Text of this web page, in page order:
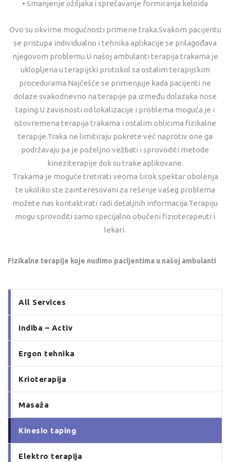
• Smanjenje ožiljaka i sprečavanje formiranja keloida
Ovo su okvirne mogućnosti primene traka.Svakom pacijentu
se pristupa individualno i tehnika aplikacije se prilagođava
njegovom problemu.U našoj ambulanti terapija trakama je
uklopljena u terapijski protokol sa ostalim terapijskim
procedurama.Najčešće se primenjuje kada pacijenti ne
dolaze svakodnevno na terapije pa između dolazaka nose
taping.U zavisnosti od lokalizacije i problema moguća je i
istovremena terapija trakama i ostalim oblicima fizikalne
terapije.Traka ne limitiraju pokrete već naprotiv one ga
podržavaju pa je poželjno vežbati i sprovoditi metode
kineziterapije dok su trake aplikovane.
Trakama je moguće tretirati veoma širok spektar obolenja
te ukoliko ste zainteresovani za rešenje vašeg problema
možete nas kontaktirati radi detaljnih informacija.Terapiju
mogu sprovoditi samo specijalno obučeni fizioterapeuti i
lekari.
Fizikalne terapije koje nudimo pacijentima u našoj ambulanti
All Services
Indiba – Activ
Ergon tehnika
Krioterapija
Masaža
Kinesio taping
Elektro terapija